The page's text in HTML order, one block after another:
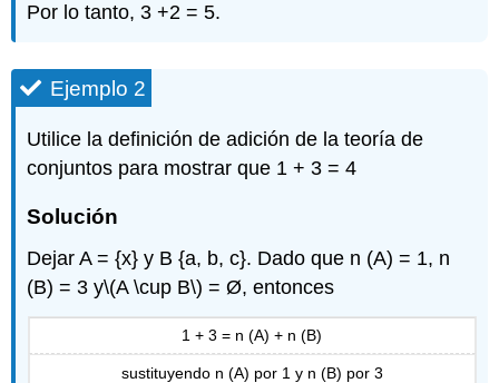
Por lo tanto, 3 +2 = 5.
Ejemplo 2
Utilice la definición de adición de la teoría de
conjuntos para mostrar que 1 + 3 = 4
Solución
Dejar A = {x} y B {a, b, c}. Dado que n (A) = 1, n
(B) = 3 y\(A \cup B\) = Ø, entonces
1 + 3 = n (A) + n (B)
sustituyendo n (A) por 1 y n (B) por 3